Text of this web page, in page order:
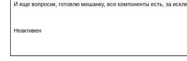
И еще вопросик, готовлю мешанку, все компоненты есть, за
Неактивен